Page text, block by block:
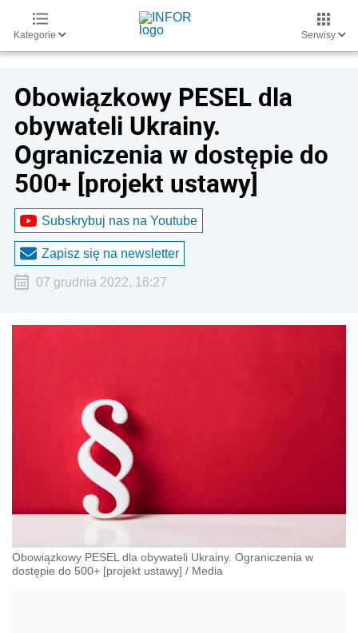
Kategorie Serwisy
Obowiązkowy PESEL dla
obywateli Ukrainy.
Ograniczenia w dostępie do
500+ [projekt ustawy]
Subskrybuj nas na Youtube
Zapisz się na newsletter
07 grudnia 2022, 16:27
Obowiązkowy PESEL dla obywateli Ukrainy. Ograniczenia w
dostępie do 500+ [projekt ustawy] / Media